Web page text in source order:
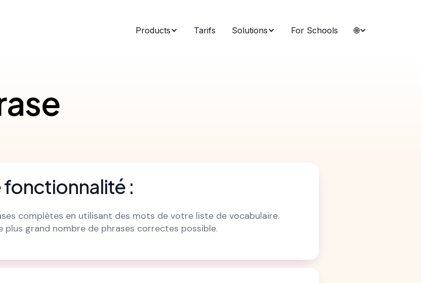
Products Tarifs Solutions For Schools 🌐
:
complètes en utilisant des mots de votre liste de vocabulaire.
grand nombre de phrases correctes possible.